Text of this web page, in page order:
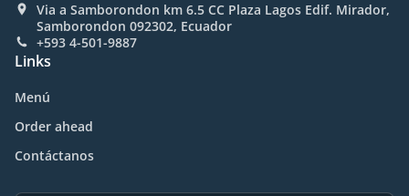
Via a Samborondon km 6.5 CC Plaza Lagos Edif. Mirador,
Samborondon 092302, Ecuador
+593 4-501-9887
Links
Menú
Order ahead
Contáctanos